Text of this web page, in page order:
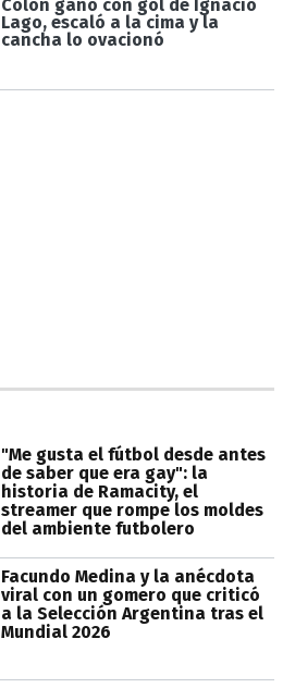
Colón ganó con gol de Ignacio
Lago, escaló a la cima y la
cancha lo ovacionó
"Me gusta el fútbol desde antes
de saber que era gay": la
historia de Ramacity, el
streamer que rompe los moldes
del ambiente futbolero
Facundo Medina y la anécdota
viral con un gomero que criticó
a la Selección Argentina tras el
Mundial 2026